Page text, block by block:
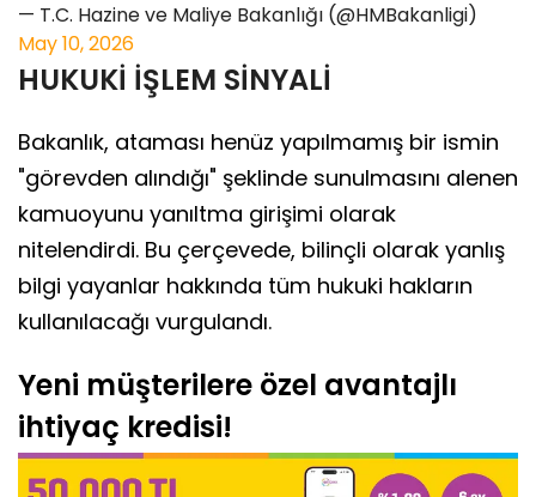
— T.C. Hazine ve Maliye Bakanlığı (@HMBakanligi)
May 10, 2026
HUKUKİ İŞLEM SİNYALİ
Bakanlık, ataması henüz yapılmamış bir ismin
"görevden alındığı" şeklinde sunulmasını alenen
kamuoyunu yanıltma girişimi olarak
nitelendirdi. Bu çerçevede, bilinçli olarak yanlış
bilgi yayanlar hakkında tüm hukuki hakların
kullanılacağı vurgulandı.
Yeni müşterilere özel avantajlı
ihtiyaç kredisi!